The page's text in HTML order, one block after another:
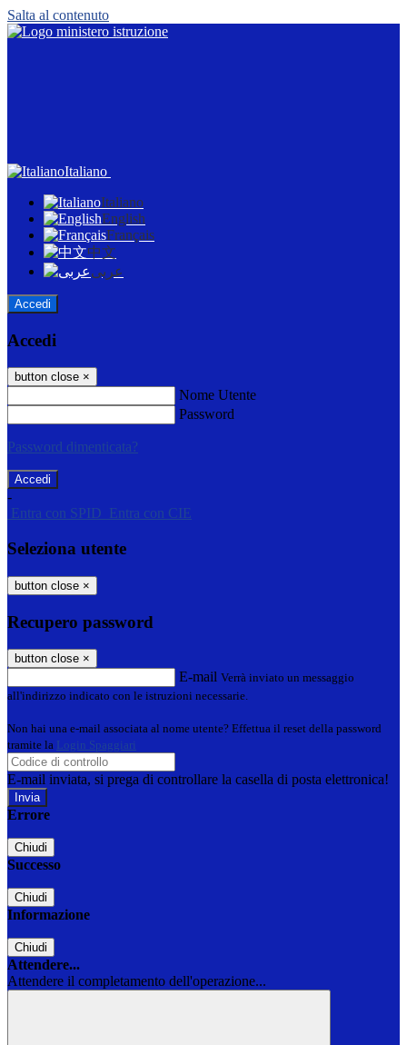
Salta al contenuto
Italiano
Italiano
English
Français
中文
عربى
Accedi
Accedi
button close ×
Nome Utente
Password
Password dimenticata?
-
Entra con SPID
Entra con CIE
Seleziona utente
button close ×
Recupero password
button close ×
E-mail Verrà inviato un messaggio
all'indirizzo indicato con le istruzioni necessarie.
Non hai una e-mail associata al nome utente? Effettua il reset della password
tramite la Login Spaggiari
E-mail inviata, si prega di controllare la casella di posta elettronica!
Errore
Chiudi
Successo
Chiudi
Informazione
Chiudi
Attendere...
Attendere il completamento dell'operazione...